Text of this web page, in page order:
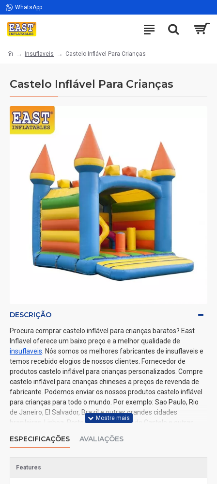
WhatsApp
Insuflaveis Castelo Inflável Para Crianças
Castelo Inflável Para Crianças
DESCRIÇÃO
Procura comprar castelo inflável para crianças baratos? East
Inflavel oferece um baixo preço e a melhor qualidade de
insuflaveis . Nós somos os melhores fabricantes de insuflaveis e
temos recebido elogios de nossos clientes. Fornecedor de
produtos castelo inflável para crianças personalizados. Compre
castelo inflável para crianças chineses a preços de revenda de
fabricante. Podemos enviar os nossos produtos castelo inflável
para crianças para todo o mundo. Por exemplo: Sao Paulo, Rio
de Janeiro, El Salvador, Brazil e outras grandes cidades
brasileiras, Lisboa, Porto, Coimbra, Viana do Castelo e outras
ESPECIFICAÇÕES AVALIAÇÕES
Features